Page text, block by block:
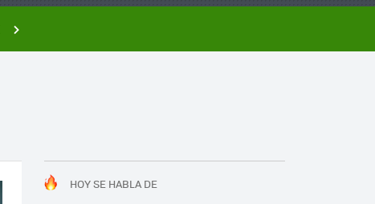
HOY SE HABLA DE